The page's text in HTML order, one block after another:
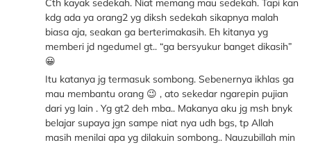
Cth kayak sedekah. Niat memang mau sedekah. Tapi kan
kdg ada ya orang2 yg diksh sedekah sikapnya malah
biasa aja, seakan ga berterimakasih. Eh kitanya yg
memberi jd ngedumel gt.. “ga bersyukur banget dikasih”
😀
Itu katanya jg termasuk sombong. Sebenernya ikhlas ga
mau membantu orang 😉 , ato sekedar ngarepin pujian
dari yg lain . Yg gt2 deh mba.. Makanya aku jg msh bnyk
belajar supaya jgn sampe niat nya udh bgs, tp Allah
masih menilai apa yg dilakuin sombong.. Nauzubillah min